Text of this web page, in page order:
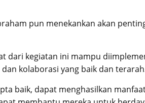
pun menekankan akan
dari kegiatan ini mampu
kolaborasi yang baik dan
baik, dapat menghasilkan